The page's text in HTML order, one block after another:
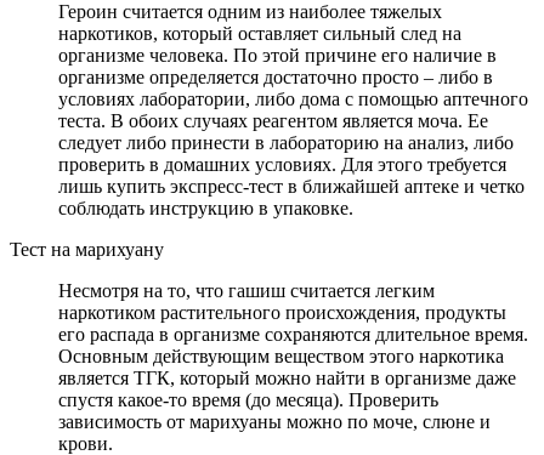
Героин считается одним из наиболее тяжелых
наркотиков, который оставляет сильный след на
организме человека. По этой причине его наличие в
организме определяется достаточно просто – либо в
условиях лаборатории, либо дома с помощью аптечного
теста. В обоих случаях реагентом является моча. Ее
следует либо принести в лабораторию на анализ, либо
проверить в домашних условиях. Для этого требуется
лишь купить экспресс-тест в ближайшей аптеке и четко
соблюдать инструкцию в упаковке.
Тест на марихуану
Несмотря на то, что гашиш считается легким
наркотиком растительного происхождения, продукты
его распада в организме сохраняются длительное время.
Основным действующим веществом этого наркотика
является ТГК, который можно найти в организме даже
спустя какое-то время (до месяца). Проверить
зависимость от марихуаны можно по моче, слюне и
крови.